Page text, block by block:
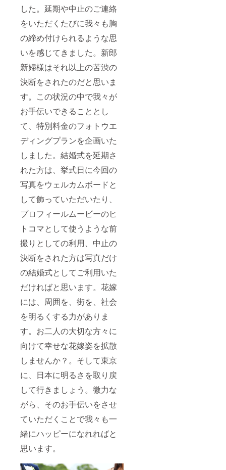
した。延期や中止のご連絡
をいただくたびに我々も胸
の締め付けられるような思
いを感じてきました。新郎
新婦様はそれ以上の苦渋の
決断をされたのだと思いま
す。この状況の中で我々が
お手伝いできることとし
て、特別料金のフォトウエ
ディングプランを企画いた
しました。結婚式を延期さ
れた方は、挙式日に今回の
写真をウェルカムボードと
して飾っていただいたり、
プロフィールムービーのヒ
トコマとして使うような前
撮りとしての利用、中止の
決断をされた方は写真だけ
の結婚式としてご利用いた
だければと思います。花嫁
には、周囲を、街を、社会
を明るくする力がありま
す。お二人の大切な方々に
向けて幸せな花嫁姿を拡散
しませんか？。そして東京
に、日本に明るさを取り戻
して行きましょう。微力な
がら、そのお手伝いをさせ
ていただくことで我々も一
緒にハッピーになれればと
思います。